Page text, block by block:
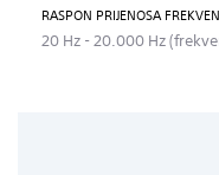
RASPON PRIJENOSA
20 Hz - 20.000 Hz